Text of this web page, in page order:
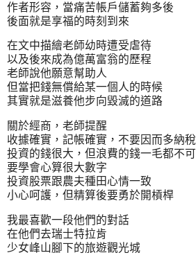
作者形容，當痛苦帳戶儲蓄夠多後
後面就是享福的時刻到來
在文中描繪老師幼時遭受虐待
以及後來成為億萬富翁的歷程
老師說他願意幫助人
但當把錢無償給某一個人的時候
其實就是滋養他步向毀滅的道路
關於經商，老師提醒
收據確實，記帳確實，不要因而多納稅
投資的錢很大，但浪費的錢一毛都不可
要學會心算很大數字
投資股票跟農夫種田心情一致
小心呵護，但精算後要勇於開槓桿
我最喜歡一段他們的對話
在他們去瑞士特拉肯
少女峰山腳下的旅遊觀光城